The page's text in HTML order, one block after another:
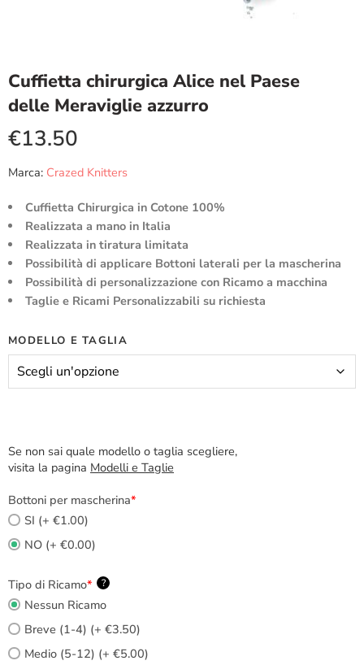
Cuffietta chirurgica Alice nel Paese
delle Meraviglie azzurro
€13.50
Marca: Crazed Knitters
Cuffietta Chirurgica in Cotone 100%
Realizzata a mano in Italia
Realizzata in tiratura limitata
Possibilità di applicare Bottoni laterali per la mascherina
Possibilità di personalizzazione con Ricamo a macchina
Taglie e Ricami Personalizzabili su richiesta
MODELLO E TAGLIA
Se non sai quale modello o taglia scegliere,
visita la pagina Modelli e Taglie
Bottoni per mascherina*
SI (+ €1.00)
NO (+ €0.00)
Tipo di Ricamo* ?
Nessun Ricamo
Breve (1-4) (+ €3.50)
Medio (5-12) (+ €5.00)